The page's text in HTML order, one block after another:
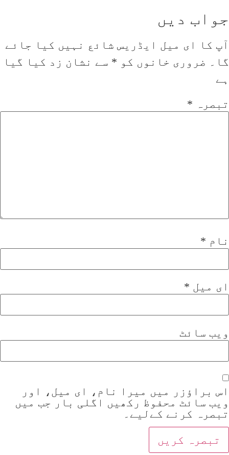
جواب دیں
آپ کا ای میل ایڈریس شائع نہیں کیا جائے
گا۔ ضروری خانوں کو * سے نشان زد کیا گیا
ہے
تبصرہ *
نام *
ای میل *
ویب‌ سائٹ
اس براؤزر میں میرا نام، ای میل، اور
ویب سائٹ محفوظ رکھیں اگلی بار جب میں
تبصرہ کرنے کےلیے۔